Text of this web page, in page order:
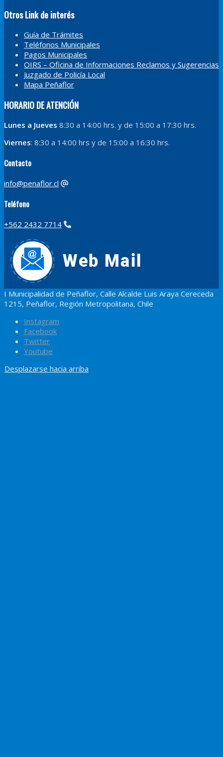
Otros Link de interés
Guía de Trámites
Teléfonos Municipales
Pagos Municipales
OIRS – Oficina de Informaciones Reclamos y Sugerencias
Juzgado de Policía Local
Mapa Peñaflor
HORARIO DE ATENCIÓN
Lunes a Jueves 8:30 a 14:00 hrs. y de 15:00 a 17:30 hrs.
Viernes: 8:30 a 14:00 hrs y de 15:00 a 16:30 hrs.
Contacto
info@penaflor.cl
Teléfono
+562 2432 7714
I Municipalidad de Peñaflor, Calle Alcalde Luis Araya Cereceda
1215, Peñaflor, Región Metropolitana, Chile
Instagram
Facebook
Twitter
Youtube
Desplazarse hacia arriba